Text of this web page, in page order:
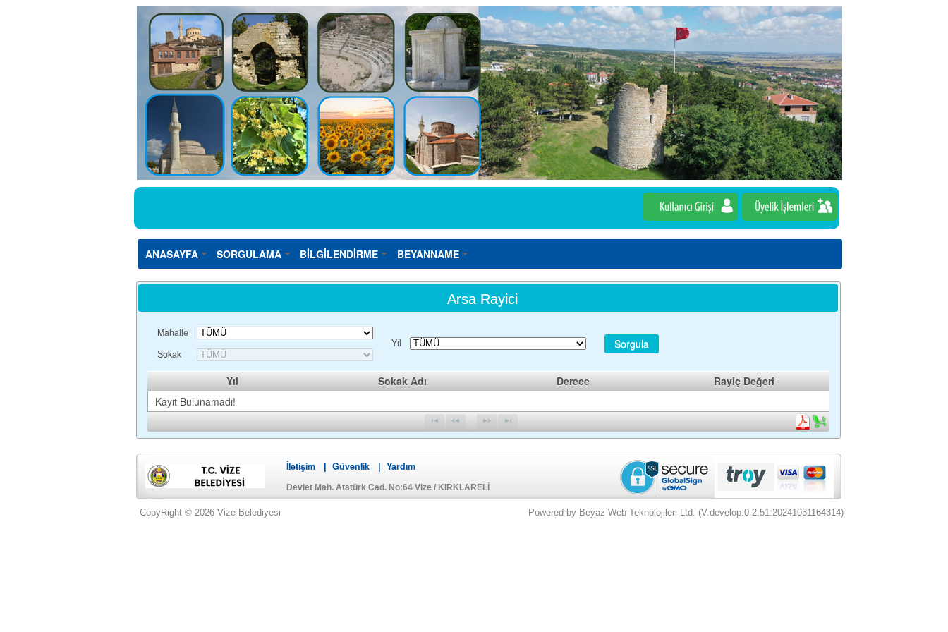
ANASAYFA SORGULAMA BİLGİLENDİRME BEYANNAME
Arsa Rayici
Mahalle
Sokak
Yıl Sorgula
Yıl Sokak Adı Derece
Rayiç Değeri
Kayıt Bulunamadı!
İletişim Güvenlik Yardım
Devlet Mah. Atatürk Cad. No:64 Vize / KIRKLARELİ
CopyRight © 2026 Vize Belediyesi Powered by Beyaz Web Teknolojileri Ltd. (V.develop.0.2.51:20241031164314)